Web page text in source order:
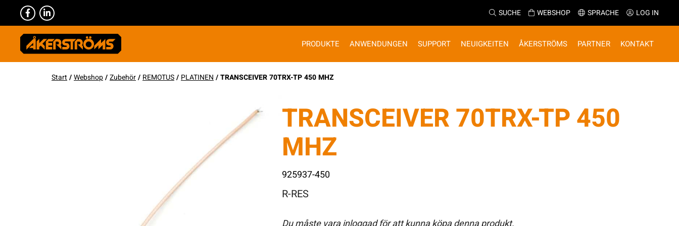
SUCHE WEBSHOP SPRACHE LOG IN
PRODUKTE ANWENDUNGEN SUPPORT NEUIGKEITEN ÅKERSTRÖMS PARTNER KONTAKT
Start /Webshop/Zubehör/ REMOTUS/ PLATINEN / TRANSCEIVER 70TRX-TP 450 MHZ
TRANSCEIVER 70TRX-TP 450
MHZ
925937-450
R-RES